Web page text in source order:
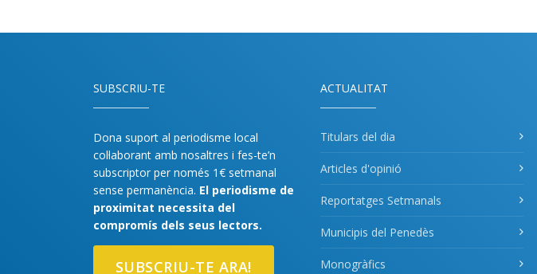
SUBSCRIU-TE
Dona suport al periodisme local
col·laborant amb nosaltres i fes-te’n
subscriptor per només 1€ setmanal
sense permanència. El periodisme de
proximitat necessita del
compromís dels seus lectors.
SUBSCRIU-TE ARA!
ACTUALITAT
Titulars del dia
Articles d'opinió
Reportatges Setmanals
Municipis del Penedès
Monogràfics